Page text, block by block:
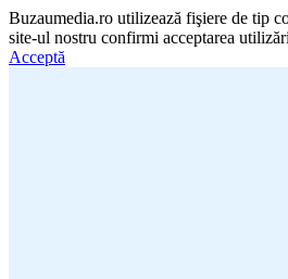
Buzaumedia.ro utilizează fişiere de tip
site-ul nostru confirmi acceptarea
Acceptă